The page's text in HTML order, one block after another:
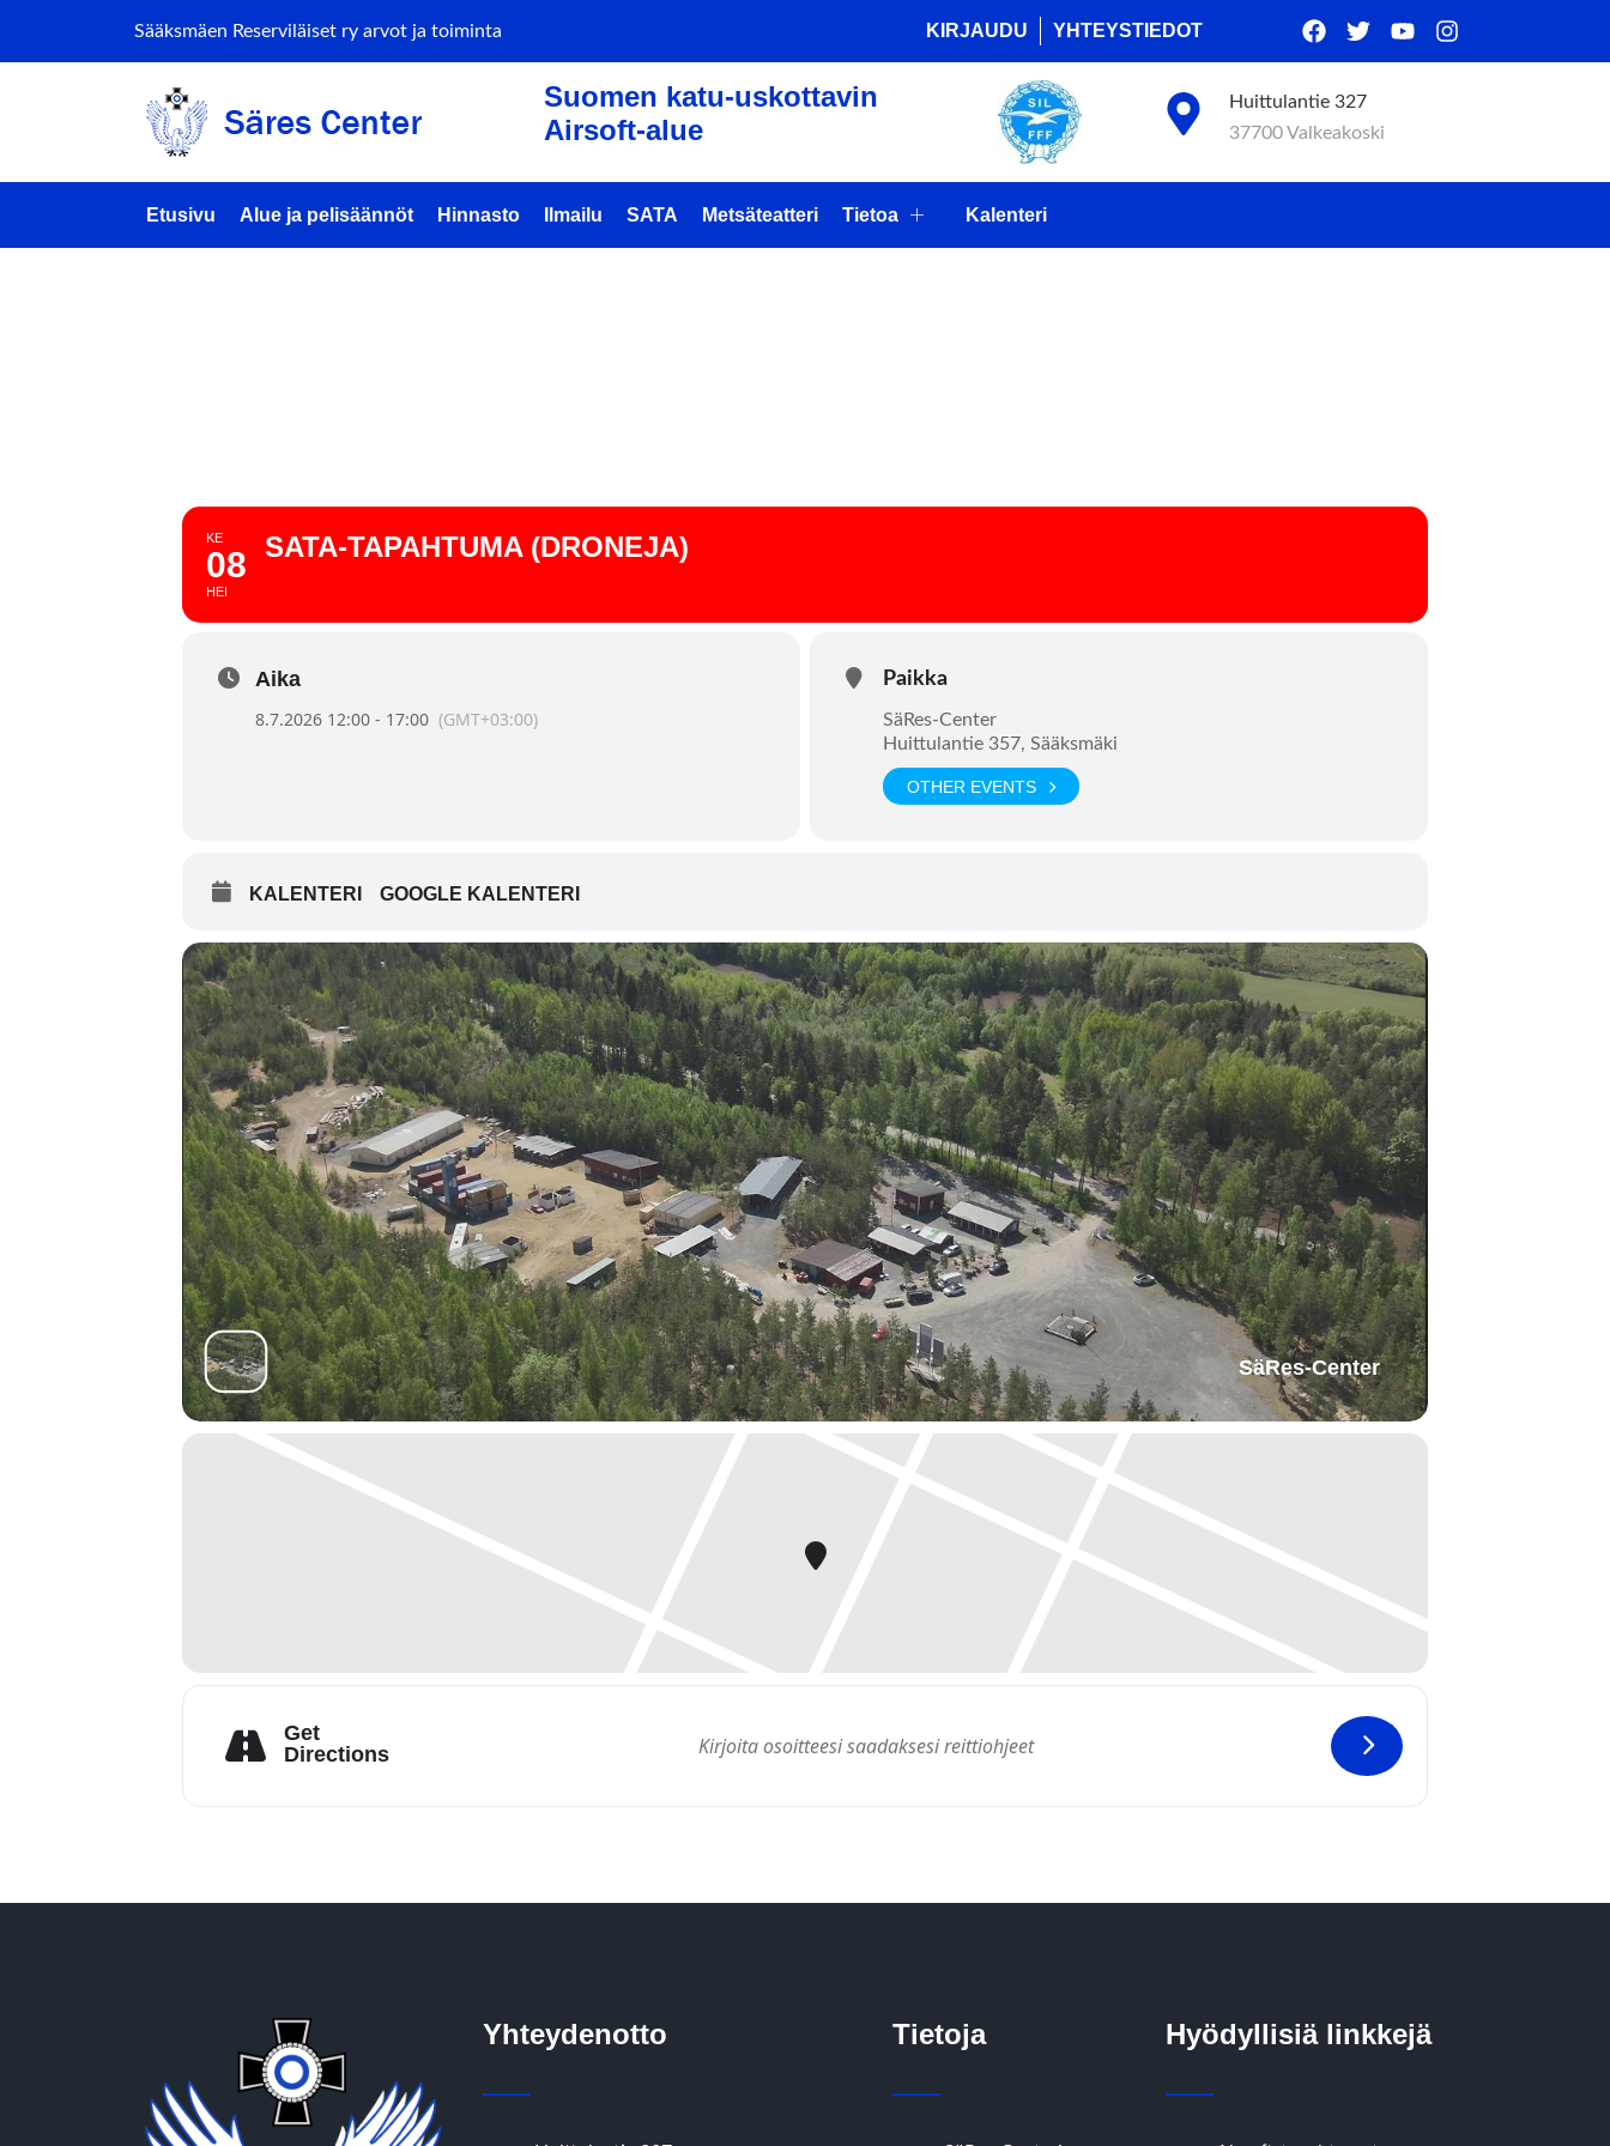
Sääksmäen Reserviläiset ry arvot ja toiminta KIRJAUDU YHTEYSTIEDOT
Suomen katu-uskottavin
Airsoft-alue
Huittulantie 327
37700 Valkeakoski
Etusivu Alue ja pelisäännöt Hinnasto Ilmailu SATA Metsäteatteri Tietoa Kalenteri
KE
08
HEI
SATA-TAPAHTUMA (DRONEJA)
Aika
8.7.2026 12:00 - 17:00 (GMT+03:00)
Paikka
SäRes-Center
Huittulantie 357, Sääksmäki
OTHER EVENTS
KALENTERI GOOGLE KALENTERI
SäRes-Center
Get
Directions
Yhteydenotto Tietoja Hyödyllisiä linkkejä